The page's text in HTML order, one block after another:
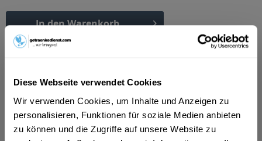
Diese Webseite verwendet Cookies
Wir verwenden Cookies, um Inhalte und Anzeigen zu
personalisieren, Funktionen für soziale Medien anbieten
zu können und die Zugriffe auf unsere Website zu
In denWarenkorb
mehr
"Altenmünster Brauer Bier urig würzig